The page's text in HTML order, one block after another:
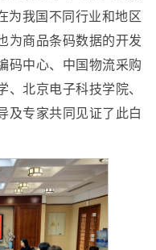
为我国不同行业和地区
为商品条码数据的开发
码中心、中国物流采购
北京电子科技学院、
及专家共同见证了此白